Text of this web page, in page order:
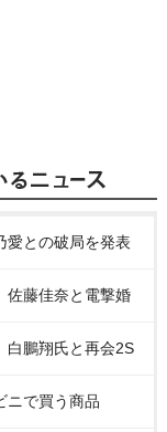
愛との破局を発表
佐藤佳奈と電撃婚
白鵬翔氏と再会2S
ニで買う商品